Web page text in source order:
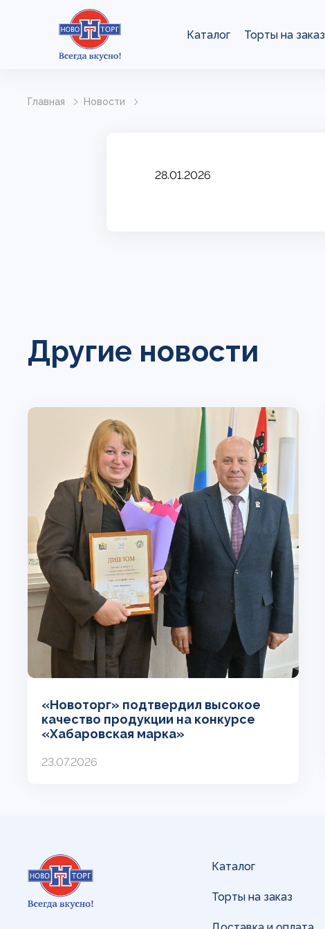
Каталог Торты на заказ
Главная Новости
28.01.2026
Другие новости
«Новоторг» подтвердил высокое
качество продукции на конкурсе
«Хабаровская марка»
23.07.2026
Каталог
Торты на заказ